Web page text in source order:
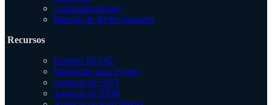
Automatizaciones
Manejo de Redes Sociales
Recursos
Nuestro BLOG
Marketing para Pymes
Agencia de SEO
Agencia de SEM